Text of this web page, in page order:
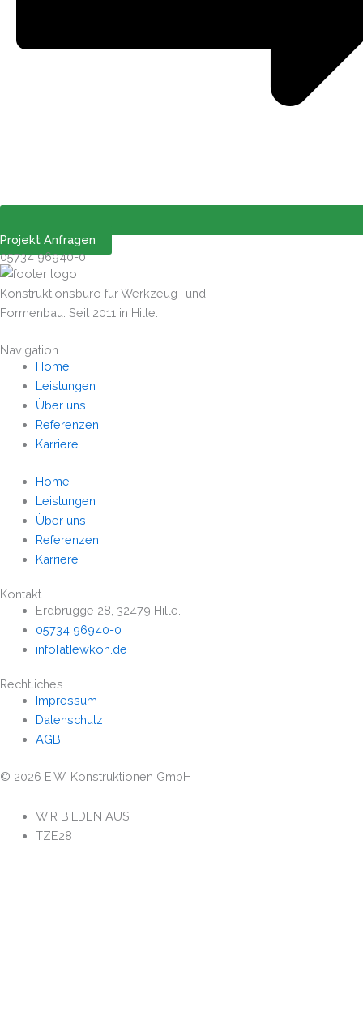
Projekt Anfragen
05734 96940-0
Konstruktionsbüro für Werkzeug- und
Formenbau. Seit 2011 in Hille.
Navigation
Home
Leistungen
Über uns
Referenzen
Karriere
Home
Leistungen
Über uns
Referenzen
Karriere
Kontakt
Erdbrügge 28, 32479 Hille.
05734 96940-0
info[at]ewkon.de
Rechtliches
Impressum
Datenschutz
AGB
© 2026 E.W. Konstruktionen GmbH
WIR BILDEN AUS
TZE28